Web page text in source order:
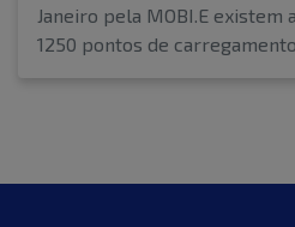
Janeiro pela MOBI.E existem
1250 pontos de